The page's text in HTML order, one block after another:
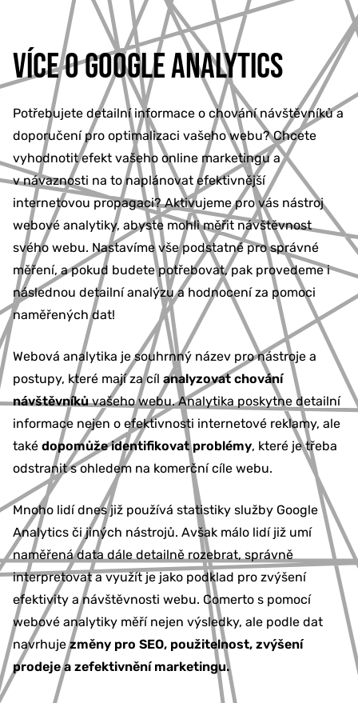
VÍCE O GOOGLE ANALYTICS
Potřebujete detailní informace o chování návštěvníků a
doporučení pro optimalizaci vašeho webu? Chcete
vyhodnotit efekt vašeho online marketingu a
v návaznosti na to naplánovat efektivnější
internetovou propagaci? Aktivujeme pro vás nástroj
webové analytiky, abyste mohli měřit návštěvnost
svého webu. Nastavíme vše podstatné pro správné
měření, a pokud budete potřebovat, pak provedeme i
následnou detailní analýzu a hodnocení za pomoci
naměřených dat!
Webová analytika je souhrnný název pro nástroje a
postupy, které mají za cíl analyzovat chování
návštěvníkůvašeho webu. Analytika poskytne detailní
informace nejen o efektivnosti internetové reklamy, ale
také dopomůže identifikovat problémy, které je třeba
odstranit s ohledem na komerční cíle webu.
Mnoho lidí dnes již používá statistiky služby Google
Analytics či jiných nástrojů. Avšak málo lidí již umí
naměřená data dále detailně rozebrat, správně
interpretovat a využít je jako podklad pro zvýšení
efektivity a návštěvnosti webu. Comerto s pomocí
webové analytiky měří nejen výsledky, ale podle dat
navrhujezměny pro SEO, použitelnost, zvýšení
prodeje a zefektivnění marketingu.